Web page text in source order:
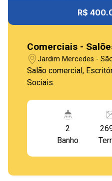
R$
Comerciais -
Jardim Mercedes -
Salão comercial,
Sociais.
2
Banho